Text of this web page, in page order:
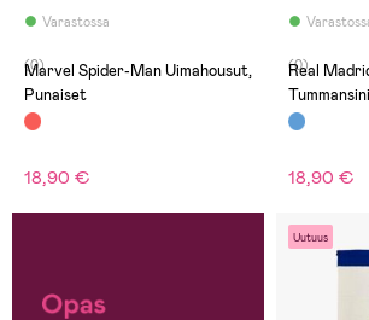
Varastossa
(0)
Marvel Spider-Man Uimahousut,
Punaiset
18,90 €
(0)
Real
18,90 €
Uutuus